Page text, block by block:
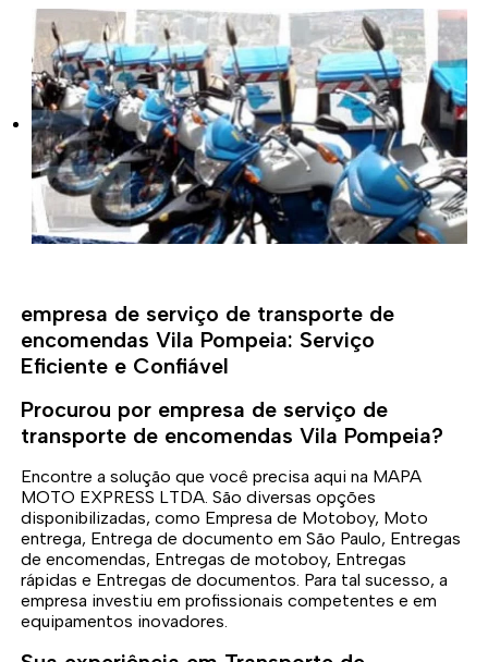
empresa de serviço de transporte de
encomendas Vila Pompeia: Serviço
Eficiente e Confiável
Procurou por empresa de serviço de
transporte de encomendas Vila Pompeia?
Encontre a solução que você precisa aqui na MAPA
MOTO EXPRESS LTDA. São diversas opções
disponibilizadas, como Empresa de Motoboy, Moto
entrega, Entrega de documento em São Paulo, Entregas
de encomendas, Entregas de motoboy, Entregas
rápidas e Entregas de documentos. Para tal sucesso, a
empresa investiu em profissionais competentes e em
equipamentos inovadores.